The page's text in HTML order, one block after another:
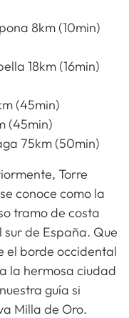
8km (10min)
18km (16min)
(45min)
(45min)
75km (50min)
Torre
conoce como la
tramo de costa
sur de España. Que
el borde occidental
la hermosa ciudad
guía si
Milla de Oro.